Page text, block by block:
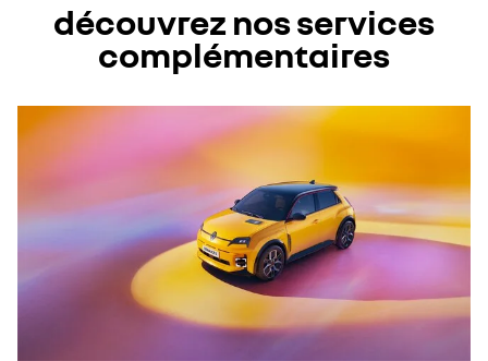
découvrez nos services
complémentaires